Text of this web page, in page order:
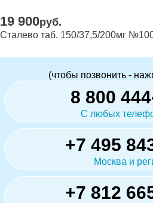
19 900руб.
Сталево таб. 150/37,5/200мг
(чтобы позвонить -
8 800
С любых
+7 495
Москва и
+7 812